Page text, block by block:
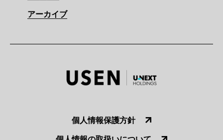
アーカイブ
個人情報保護方針